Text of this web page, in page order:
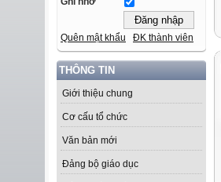
Quên mật khẩu ĐK thành viên
THÔNG TIN
Giới thiệu chung
Cơ cấu tổ chức
Văn bản mới
Đảng bộ giáo dục